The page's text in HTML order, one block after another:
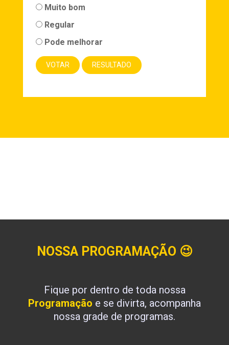
Muito bom
Regular
Pode melhorar
NOSSA PROGRAMAÇÃO 😉
Fique por dentro de toda nossa
Programação e se divirta, acompanha
nossa grade de programas.